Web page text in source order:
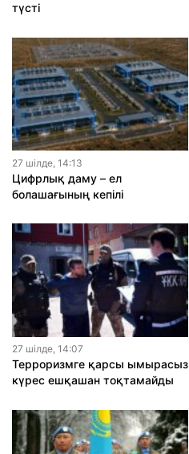
түсті
27 шiлде, 14:13
Цифрлық даму – ел
болашағының кепілі
27 шiлде, 14:07
Терроризмге қарсы ымырасыз
күрес ешқашан тоқтамайды